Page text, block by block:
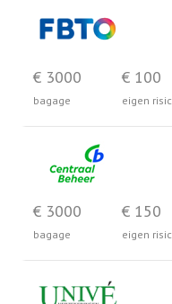
€ 3000
bagage
€ 100
eigen
€ 3000
bagage
€ 150
eigen